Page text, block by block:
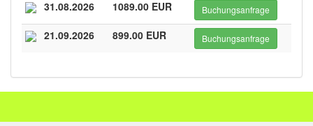
31.08.2026 1089.00 EUR Buchungsanfrage
21.09.2026 899.00 EUR Buchungsanfrage